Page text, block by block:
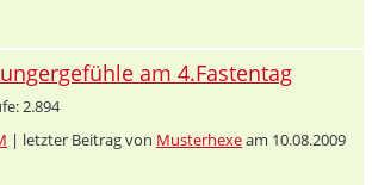
am 4.Fastentag
2.894
| letzter Beitrag von Musterhexeam 10.08.2009